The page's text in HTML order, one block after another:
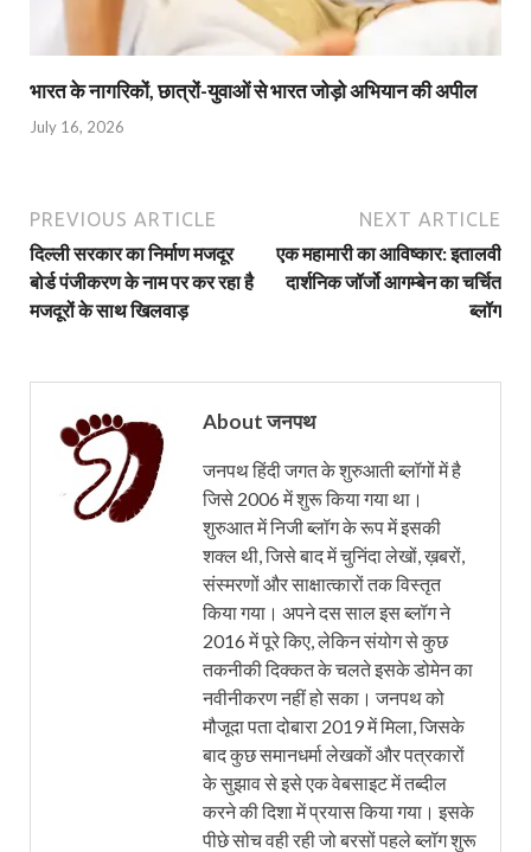
भारत के नागरिकों, छात्रों-युवाओं से भारत जोड़ो अभियान की अपील
July 16, 2026
PREVIOUS ARTICLE
दिल्ली सरकार का निर्माण मजदूर
बोर्ड पंजीकरण के नाम पर कर रहा है
मजदूरों के साथ खिलवाड़
NEXT ARTICLE
एक महामारी का आविष्कार: इतालवी
दार्शनिक जॉर्जो आगम्बेन का चर्चित
ब्‍लॉग
About जनपथ
जनपथ हिंदी जगत के शुरुआती ब्लॉगों में है
जिसे 2006 में शुरू किया गया था।
शुरुआत में निजी ब्लॉग के रूप में इसकी
शक्ल थी, जिसे बाद में चुनिंदा लेखों, ख़बरों,
संस्मरणों और साक्षात्कारों तक विस्तृत
किया गया। अपने दस साल इस ब्लॉग ने
2016 में पूरे किए, लेकिन संयोग से कुछ
तकनीकी दिक्कत के चलते इसके डोमेन का
नवीनीकरण नहीं हो सका। जनपथ को
मौजूदा पता दोबारा 2019 में मिला, जिसके
बाद कुछ समानधर्मा लेखकों और पत्रकारों
के सुझाव से इसे एक वेबसाइट में तब्दील
करने की दिशा में प्रयास किया गया। इसके
पीछे सोच वही रही जो बरसों पहले ब्लॉग शुरू